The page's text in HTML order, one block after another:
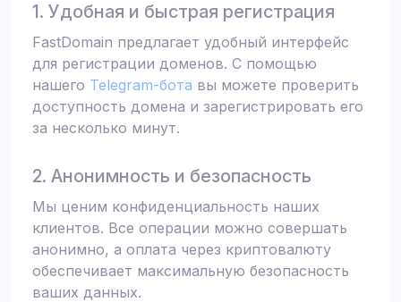
1. Удобная и быстрая регистрация
FastDomain предлагает удобный интерфейс
для регистрации доменов. С помощью
нашего Telegram-бота вы можете проверить
доступность домена и зарегистрировать его
за несколько минут.
2. Анонимность и безопасность
Мы ценим конфиденциальность наших
клиентов. Все операции можно совершать
анонимно, а оплата через криптовалюту
обеспечивает максимальную безопасность
ваших данных.